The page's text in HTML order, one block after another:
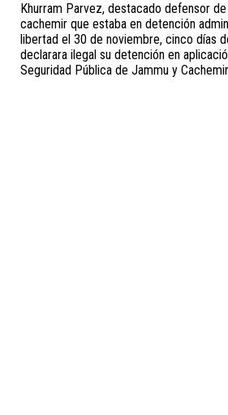
Khurram Parvez, destacado defensor
cachemir que estaba en detención
libertad el 30 de noviembre, cinco días
declarara ilegal su detención en
Seguridad Pública de Jammu y